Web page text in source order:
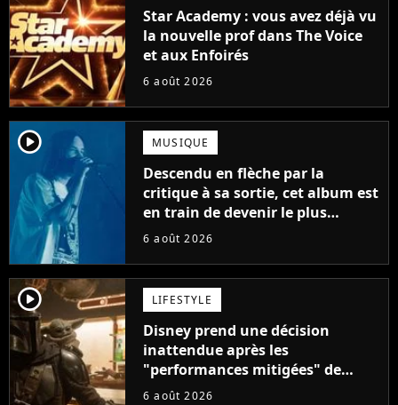
Star Academy : vous avez déjà vu
la nouvelle prof dans The Voice
et aux Enfoirés
6 août 2026
player2 MUSIQUE
Descendu en flèche par la
critique à sa sortie, cet album est
en train de devenir le plus
populaire de son auteur
6 août 2026
player2 LIFESTYLE
Disney prend une décision
inattendue après les
"performances mitigées" de
Vaiana et The Mandalorian &
6 août 2026